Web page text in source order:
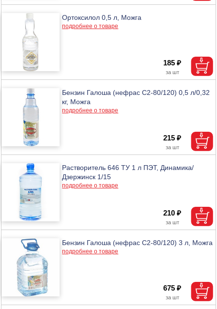
Ортоксилол 0,5 л, Можга
подробнее о товаре
185 ₽
Бензин Галоша (нефрас С2-80/120) 0,5 л/0,32
кг, Можга
подробнее о товаре
215 ₽
Растворитель 646 ТУ 1 л ПЭТ, Динамика/
Дзержинск 1/15
подробнее о товаре
210 ₽
Бензин Галоша (нефрас С2-80/120) 3 л, Можга
подробнее о товаре
675 ₽